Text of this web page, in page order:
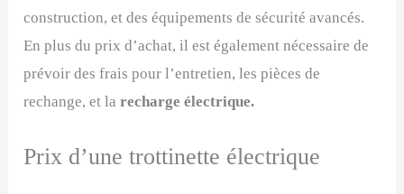
construction, et des équipements de sécurité avancés.
En plus du prix d’achat, il est également nécessaire de
prévoir des frais pour l’entretien, les pièces de
rechange, et larecharge électrique.
Prix d’une trottinette électrique